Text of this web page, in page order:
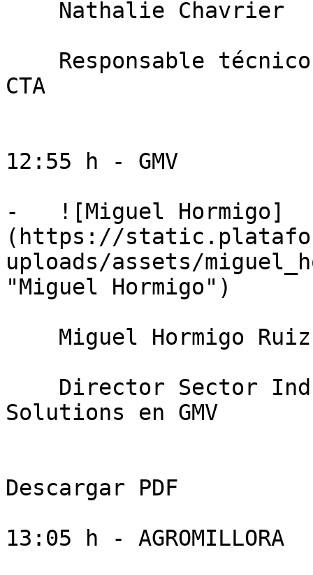
CTA
12:55 h - GMV
-   ![Miguel Hormigo]
(https://
uploads/assets/
"Miguel Hormigo")
Solutions en GMV
Descargar PDF
13:05 h - AGROMILLORA